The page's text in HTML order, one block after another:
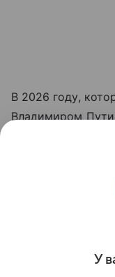
В 2026 году,
Владимиром
Материал
коммуникаций
У